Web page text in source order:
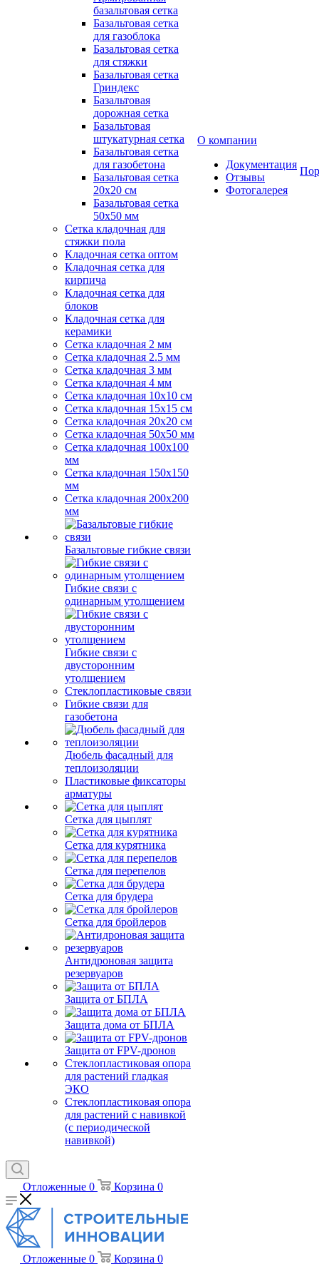
базальтовая сетка
Базальтовая сетка
для газоблока
Базальтовая сетка
для стяжки
Базальтовая сетка
Гриндекс
Базальтовая
дорожная сетка
Базальтовая
штукатурная сетка
Базальтовая сетка
для газобетона
Базальтовая сетка
20x20 см
Базальтовая сетка
50x50 мм
Сетка кладочная для
стяжки пола
Кладочная сетка оптом
Кладочная сетка для
кирпича
Кладочная сетка для
блоков
Кладочная сетка для
керамики
Сетка кладочная 2 мм
Сетка кладочная 2.5 мм
Сетка кладочная 3 мм
Сетка кладочная 4 мм
Сетка кладочная 10x10 см
Сетка кладочная 15x15 см
Сетка кладочная 20x20 см
Сетка кладочная 50x50 мм
Сетка кладочная 100x100
мм
Сетка кладочная 150x150
мм
Сетка кладочная 200x200
мм
Базальтовые гибкие связи
Гибкие связи с
одинарным утолщением
Гибкие связи с
двусторонним
утолщением
Стеклопластиковые связи
Гибкие связи для
газобетона
Дюбель фасадный для
теплоизоляции
Пластиковые фиксаторы
арматуры
Сетка для цыплят
Сетка для курятника
Сетка для перепелов
Сетка для брудера
Сетка для бройлеров
Антидроновая защита
резервуаров
Защита от БПЛА
Защита дома от БПЛА
Защита от FPV-дронов
Стеклопластиковая опора
для растений гладкая
ЭКО
Стеклопластиковая опора
для растений с навивкой
(с периодической
навивкой)
О компании
Документация
Отзывы
Фотогалерея
Отложенные 0 Корзина 0
Отложенные 0 Корзина 0